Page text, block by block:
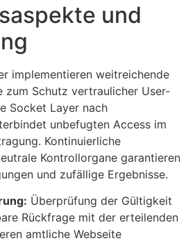
und
implementieren weitreichende
zum Schutz vertraulicher User-
Socket Layer nach
unbefugten Access im
Kontinuierliche
Kontrollorgane garantieren
und zufällige Ergebnisse.
Überprüfung der Gültigkeit
Rückfrage mit der erteilenden
amtliche Webseite